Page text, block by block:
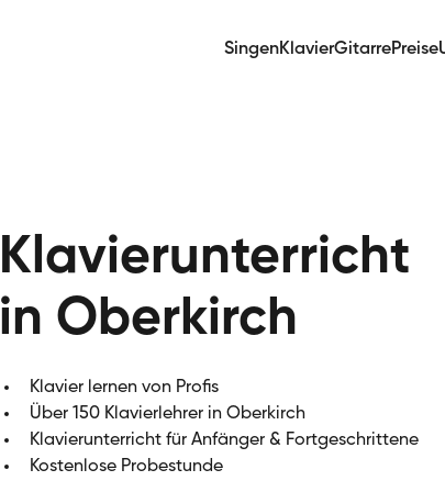
SingenKlavierGitarrePreise
Klavierunterricht
in Oberkirch
Klavier lernen von Profis
Über 150 Klavierlehrer in Oberkirch
Klavierunterricht für Anfänger & Fortgeschrittene
Kostenlose Probestunde